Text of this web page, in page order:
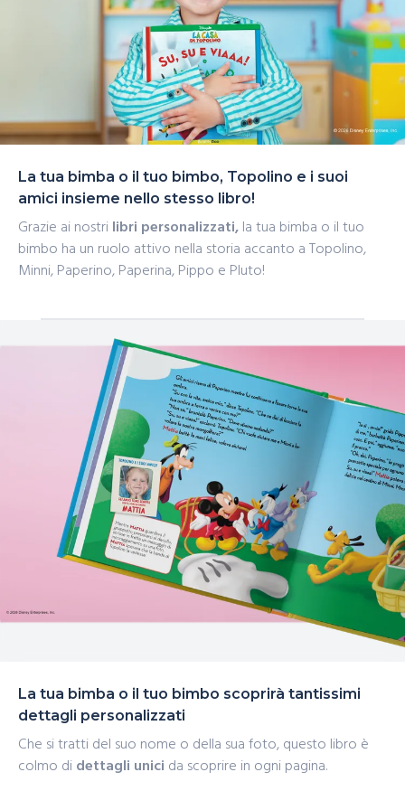
La tua bimba o il tuo bimbo, Topolino e i suoi
amici insieme nello stesso libro!
Grazie ai nostrilibri personalizzati,la tua bimba o il tuo
bimbo ha un ruolo attivo nella storia accanto a Topolino,
Minni, Paperino, Paperina, Pippo e Pluto!
La tua bimba o il tuo bimbo scoprirà tantissimi
dettagli personalizzati
Che si tratti del suo nome o della sua foto, questo libro è
colmo didettagli unici da scoprire in ogni pagina.